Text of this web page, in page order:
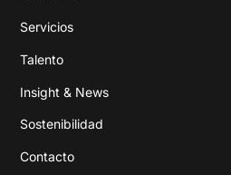
Servicios
Talento
Insight & News
Sostenibilidad
Contacto